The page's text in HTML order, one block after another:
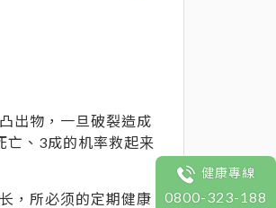
出物，一旦破裂造成
亡、3成的机率救起来
，所必须的定期健康
健康專線
0800-323-188